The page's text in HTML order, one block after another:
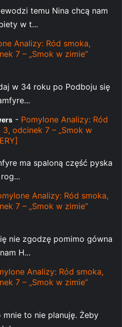
temu Nina chcą nam
w t...
Analizy: Ród smoka,
7 – „Smok w zimie”
w 34 roku po Podboju się
- Pomylone Analizy: Ród
3, odcinek 7 – „Smok w
ma spaloną część pyska
Analizy: Ród smoka,
7 – „Smok w zimie”
nie zgodzę pomimo gówna
H...
Analizy: Ród smoka,
7 – „Smok w zimie”
to nie planuję. Żeby